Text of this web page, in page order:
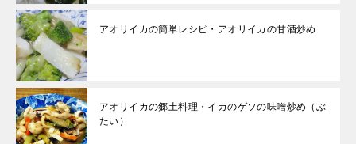
アオリイカの簡単レシピ・アオリイカの甘酒炒め
アオリイカの郷土料理・イカのゲソの味噌炒め（ぶ
たい）